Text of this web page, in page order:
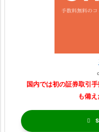
国内では初の証券取引
も備